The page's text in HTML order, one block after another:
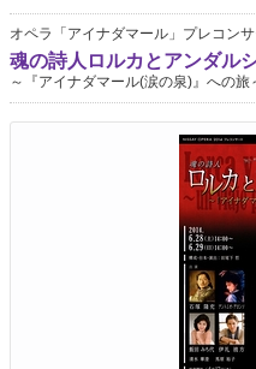
a
v
i
g
オペラ「アイナダマール」プレコンサ
魂の詩人ロルカとアンダル
～『アイナダマール(涙の泉)』への旅